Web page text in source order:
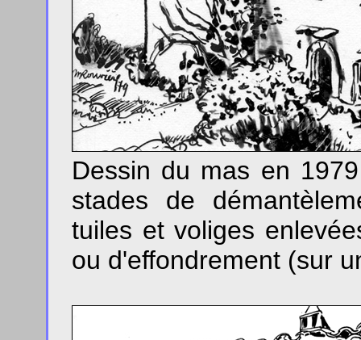
Dessin du mas en
stades de
tuiles et voliges
ou d'effondrement (sur